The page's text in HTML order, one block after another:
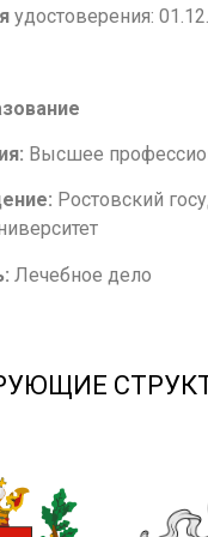
удостоверения:
Высшее
Ростовский
Лечебное дело